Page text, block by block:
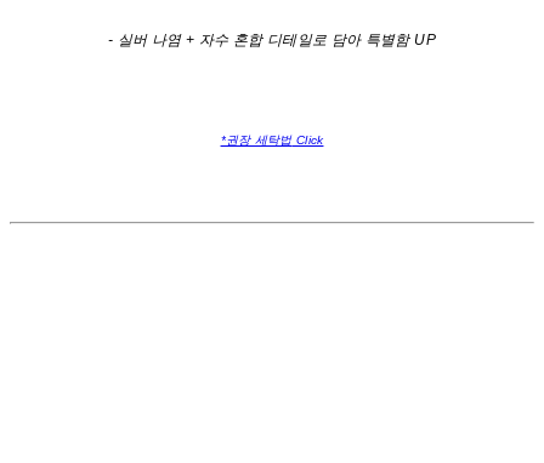
- 실버 나염 + 자수 혼합 디테일로 담아 특별함 UP
*권장 세탁법Click